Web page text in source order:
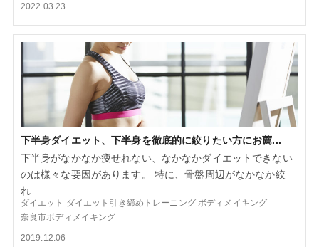
2022.03.23
下半身ダイエット、下半身を徹底的に絞りたい方にお薦...
下半身がなかなか痩せれない、なかなかダイエットできない
のは様々な要因があります。 特に、骨盤周辺がなかなか絞
れ...
ダイエット ダイエット引き締めトレーニング ボディメイキング
奈良市ボディメイキング
2019.12.06